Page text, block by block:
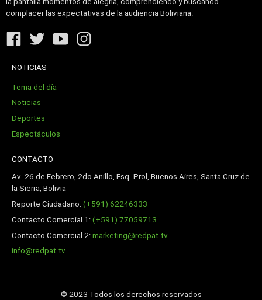
complacer las expectativas de la audiencia Boliviana.
NOTICIAS
Tema del día
Noticias
Deportes
Espectáculos
CONTACTO
Av. 26 de Febrero, 2do Anillo, Esq. Prol, Buenos Aires, Santa Cruz de
la Sierra, Bolivia
Reporte Ciudadano:(+591) 62246333
Contacto Comercial 1:(+591) 77059713
Contacto Comercial 2:marketing@redpat.tv
info@redpat.tv
© 2023 Todos los derechos reservados